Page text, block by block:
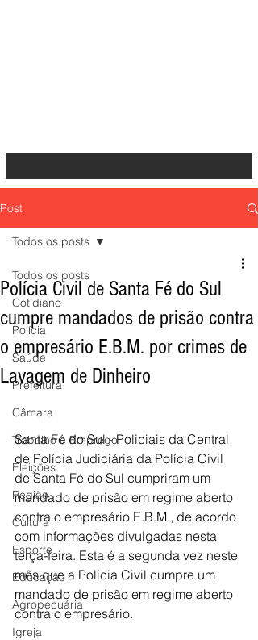
Post
Todos os posts
Cotidiano
Polícia
Saúde
Prefeitura
Câmara
Trabalho e Emprego
Eleições
Região
Cultura
Esporte
Educação
Agropecuária
Igreja
Todos os posts
Polícia Civil de Santa Fé do Sul
cumpre mandados de prisão contra
o empresário E.B.M. por crimes de
Lavagem de Dinheiro
Santa Fé do Sul - Policiais da Central
de Polícia Judiciária da Polícia Civil
de Santa Fé do Sul cumpriram um
mandado de prisão em regime aberto
contra o empresário E.B.M., de acordo
com informações divulgadas nesta
terça-feira. Esta é a segunda vez neste
mês que a Polícia Civil cumpre um
mandado de prisão em regime aberto
contra o empresário.